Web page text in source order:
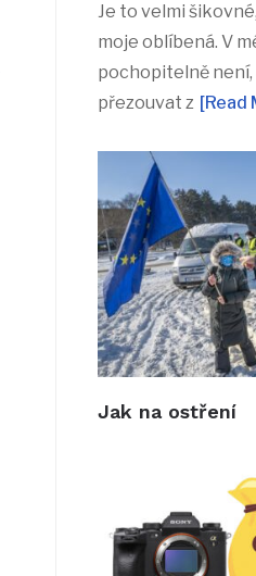
Je to velmi
moje oblíbená. V
pochopitelně není,
přezouvat z [Read
Jak na ostření